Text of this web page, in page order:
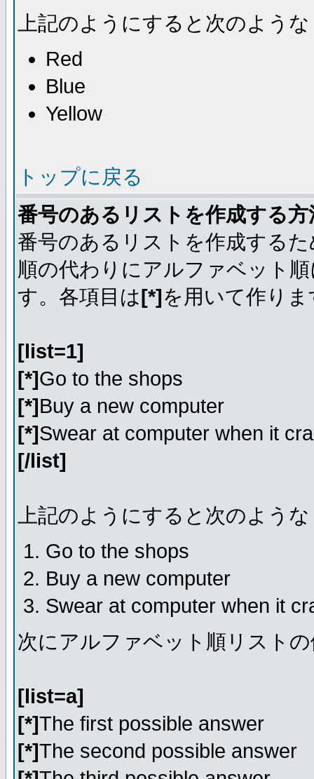
上記のようにすると次のよう
Red
Blue
Yellow
トップに戻る
番号のあるリストを作成する方
番号のあるリストを作成する
順の代わりにアルファベット
す。各項目は[*]を用いて作り
[list=1]
[*]Go to the shops
[*]Buy a new computer
[*]Swear at computer when it
[/list]
上記のようにすると次のよう
Go to the shops
Buy a new computer
Swear at computer when it
次にアルファベット順リスト
[list=a]
[*]The first possible answer
[*]The second possible answer